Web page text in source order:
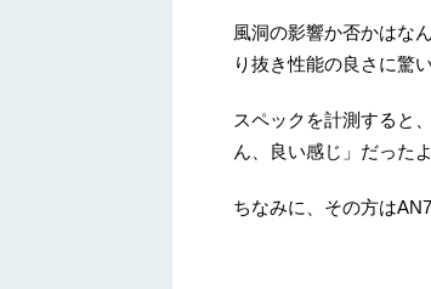
風洞の影響か否かはな
り抜き性能の良さに驚
スペックを計測すると
ん、良い感じ」だったよ
ちなみに、その方は